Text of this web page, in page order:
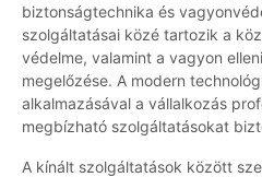
biztonságtechnika és
szolgáltatásai közé tartozik a
védelme, valamint a vagyon
megelőzése. A modern
alkalmazásával a vállalkozás
megbízható szolgáltatásokat
A kínált szolgáltatások között